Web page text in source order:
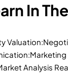
In
Analysis